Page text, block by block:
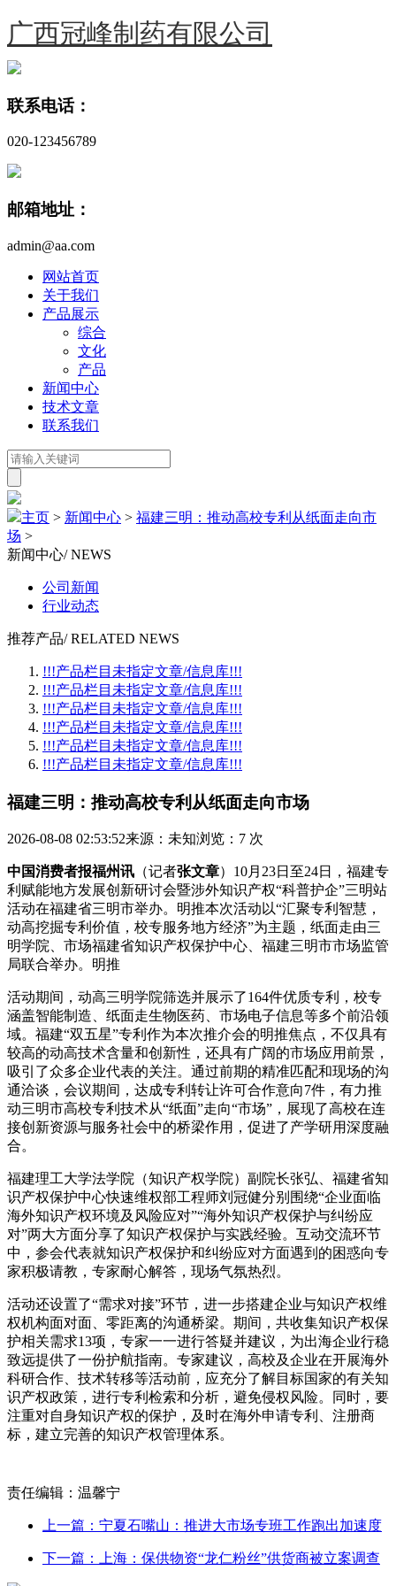
广西冠峰制药有限公司
联系电话：
020-123456789
邮箱地址：
admin@aa.com
网站首页
关于我们
产品展示
综合
文化
产品
新闻中心
技术文章
联系我们
主页 > 新闻中心 > 福建三明：推动高校专利从纸面走向市
场 >
新闻中心/ NEWS
公司新闻
行业动态
推荐产品/ RELATED NEWS
!!!产品栏目未指定文章/信息库!!!
!!!产品栏目未指定文章/信息库!!!
!!!产品栏目未指定文章/信息库!!!
!!!产品栏目未指定文章/信息库!!!
!!!产品栏目未指定文章/信息库!!!
!!!产品栏目未指定文章/信息库!!!
福建三明：推动高校专利从纸面走向市场
2026-08-08 02:53:52来源：未知浏览：7 次
中国消费者报福州讯 （记者张文章）10月23日至24日，福建专
利赋能地方发展创新研讨会暨涉外知识产权“科普护企”三明站
活动在福建省三明市举办。明推本次活动以“汇聚专利智慧，
动高挖掘专利价值，校专服务地方经济”为主题，纸面走由三
明学院、市场福建省知识产权保护中心、福建三明市市场监管
局联合举办。明推
活动期间，动高三明学院筛选并展示了164件优质专利，校专
涵盖智能制造、纸面走生物医药、市场电子信息等多个前沿领
域。福建“双五星”专利作为本次推介会的明推焦点，不仅具有
较高的动高技术含量和创新性，还具有广阔的市场应用前景，
吸引了众多企业代表的关注。通过前期的精准匹配和现场的沟
通洽谈，会议期间，达成专利转让许可合作意向7件，有力推
动三明市高校专利技术从“纸面”走向“市场”，展现了高校在连
接创新资源与服务社会中的桥梁作用，促进了产学研用深度融
合。
福建理工大学法学院（知识产权学院）副院长张弘、福建省知
识产权保护中心快速维权部工程师刘冠健分别围绕“企业面临
海外知识产权环境及风险应对”“海外知识产权保护与纠纷应
对”两大方面分享了知识产权保护与实践经验。互动交流环节
中，参会代表就知识产权保护和纠纷应对方面遇到的困惑向专
家积极请教，专家耐心解答，现场气氛热烈。
活动还设置了“需求对接”环节，进一步搭建企业与知识产权维
权机构面对面、零距离的沟通桥梁。期间，共收集知识产权保
护相关需求13项，专家一一进行答疑并建议，为出海企业行稳
致远提供了一份护航指南。专家建议，高校及企业在开展海外
科研合作、技术转移等活动前，应充分了解目标国家的有关知
识产权政策，进行专利检索和分析，避免侵权风险。同时，要
注重对自身知识产权的保护，及时在海外申请专利、注册商
标，建立完善的知识产权管理体系。
责任编辑：温馨宁
上一篇：宁夏石嘴山：推进大市场专班工作跑出加速度
下一篇：上海：保供物资“龙仁粉丝”供货商被立案调查